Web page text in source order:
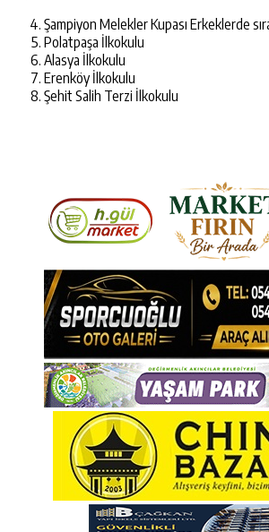
Şampiyon Melekler Kupası Erkeklerde
Polatpaşa İlkokulu
Alasya İlkokulu
Erenköy İlkokulu
Şehit Salih Terzi İlkokulu